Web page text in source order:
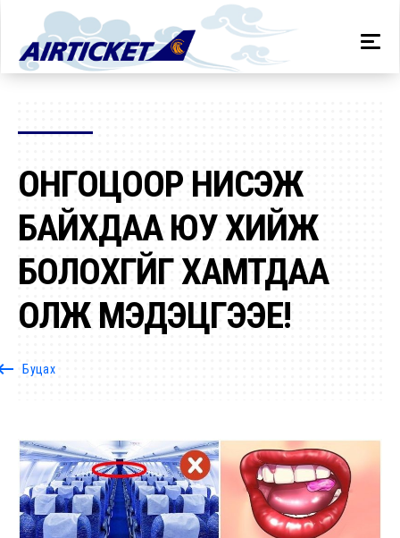
ОНГОЦООР НИСЭЖ
БАЙХДАА ЮУ ХИЙЖ
БОЛОХГҮЙГ ХАМТДАА
ОЛЖ МЭДЭЦГЭЭЕ!
Буцах